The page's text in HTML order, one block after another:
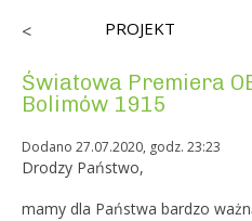
< PROJEKT
Światowa Premiera
Bolimów 1915
Dodano 27.07.2020, godz. 23:23
Drodzy Państwo,
mamy dla Państwa bardzo